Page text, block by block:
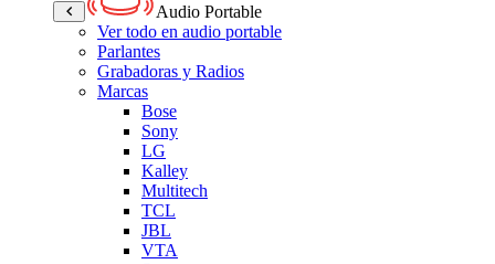
Audio Portable
Ver todo en audio portable
Parlantes
Grabadoras y Radios
Marcas
Bose
Sony
LG
Kalley
Multitech
TCL
JBL
VTA